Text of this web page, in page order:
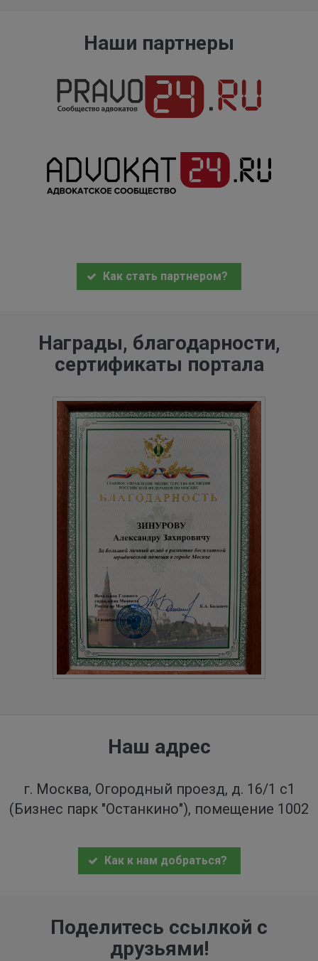
Наши партнеры
Как стать партнером?
Награды, благодарности,
сертификаты портала
Наш адрес
г. Москва, Огородный проезд, д. 16/1 с1
(Бизнес парк "Останкино"), помещение 1002
Как к нам добраться?
Поделитесь ссылкой с
друзьями!